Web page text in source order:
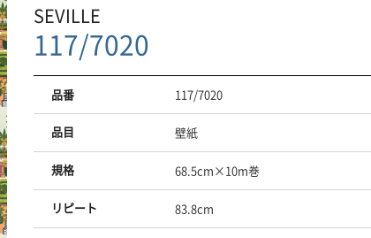
SEVILLE
117/7020
品番 117/7020
品目 壁紙
規格 68.5cm×10m巻
リピート 83.8cm